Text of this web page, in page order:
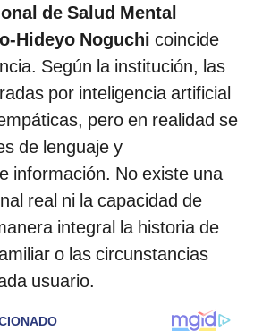
de Salud Mental
Hideyo Noguchi coincide
Según la institución, las
por inteligencia artificial
pero en realidad se
de lenguaje y
información. No existe una
real ni la capacidad de
integral la historia de
o las circunstancias
usuario.